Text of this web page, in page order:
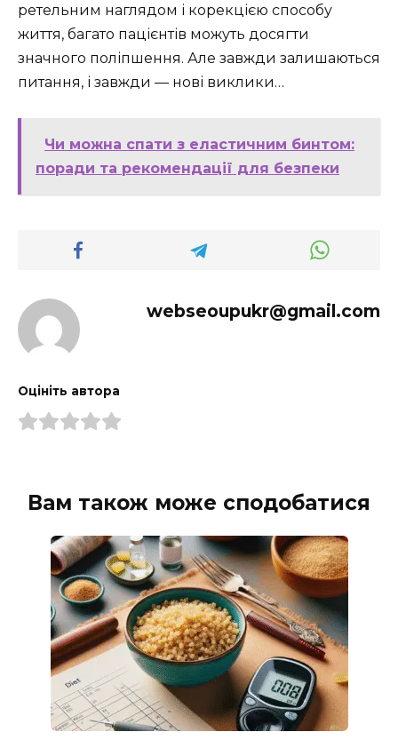
ретельним наглядом і корекцією способу
життя, багато пацієнтів можуть досягти
значного поліпшення. Але завжди залишаються
питання, і завжди — нові виклики…
Чи можна спати з еластичним бинтом:
поради та рекомендації для безпеки
webseoupukr@gmail.com
Оцініть автора
Вам також може сподобатися